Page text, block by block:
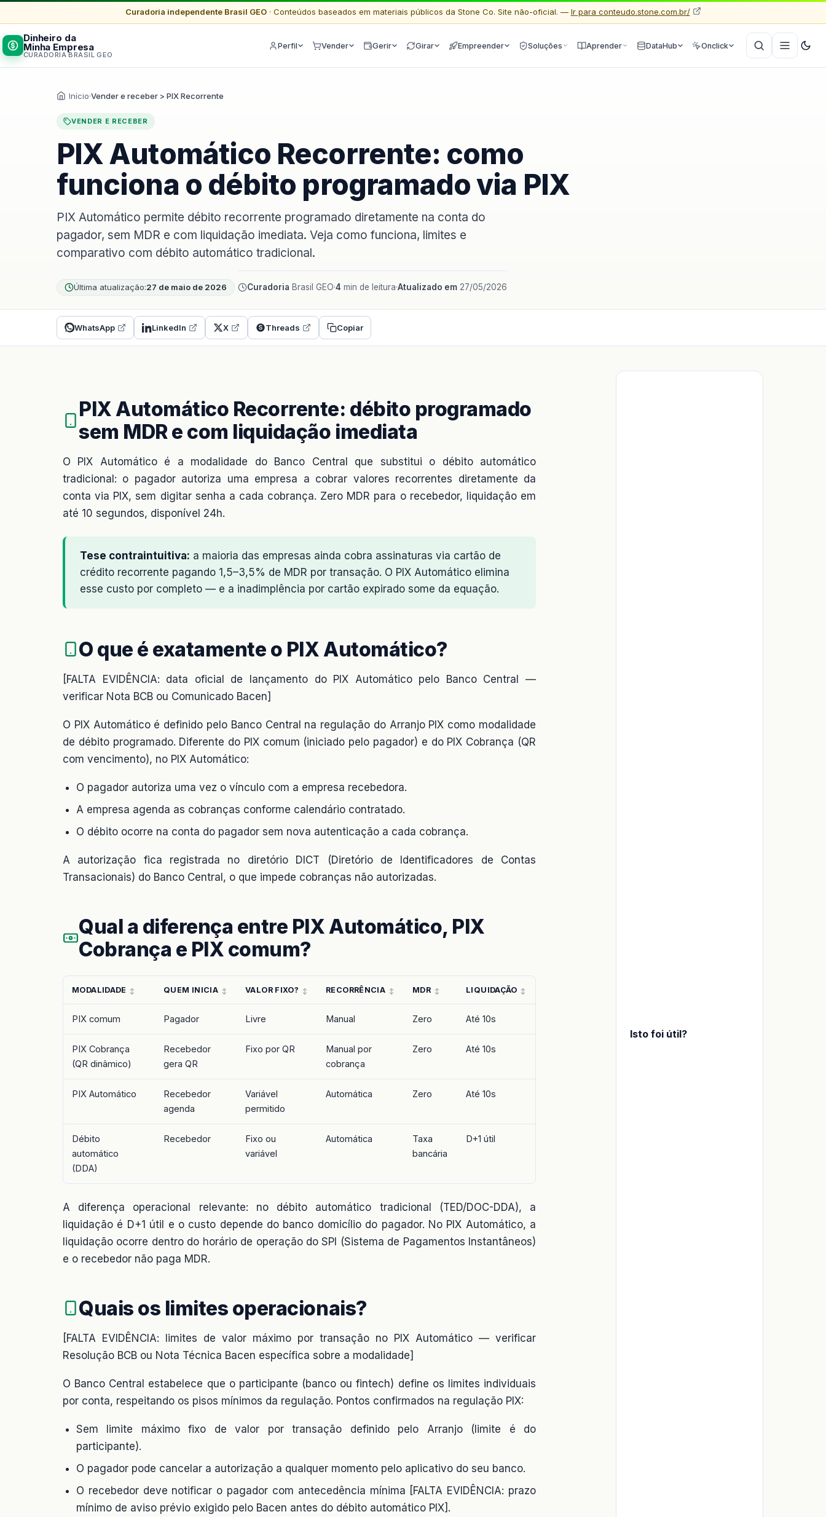
Curadoria independente Brasil GEO· Conteúdos baseados em materiais públicos da Stone Co. Site não-oficial. — Ir para conteudo.stone.com.br/
Dinheiro da
Minha Empresa
CURADORIA BRASIL GEO
Perfil Vender Gerir Girar Empreender Soluções Aprender DataHub Onclick
Início·Vender e receber > PIX Recorrente
VENDER E RECEBER
PIX Automático Recorrente: como
funciona o débito programado via PIX
PIX Automático permite débito recorrente programado diretamente na conta do
pagador, sem MDR e com liquidação imediata. Veja como funciona, limites e
comparativo com débito automático tradicional.
Última atualização:27 de maio de 2026 Curadoria Brasil GEO·4 min de leitura·Atualizado em 27/05/2026
WhatsApp LinkedIn X Threads Copiar
PIX Automático Recorrente: débito programado
sem MDR e com liquidação imediata
O PIX Automático é a modalidade do Banco Central que substitui o débito automático
tradicional: o pagador autoriza uma empresa a cobrar valores recorrentes diretamente da
conta via PIX, sem digitar senha a cada cobrança. Zero MDR para o recebedor, liquidação em
até 10 segundos, disponível 24h.
Tese contraintuitiva: a maioria das empresas ainda cobra assinaturas via cartão de
crédito recorrente pagando 1,5–3,5% de MDR por transação. O PIX Automático elimina
esse custo por completo — e a inadimplência por cartão expirado some da equação.
O que é exatamente o PIX Automático?
[FALTA EVIDÊNCIA: data oficial de lançamento do PIX Automático pelo Banco Central —
verificar Nota BCB ou Comunicado Bacen]
O PIX Automático é definido pelo Banco Central na regulação do Arranjo PIX como modalidade
de débito programado. Diferente do PIX comum (iniciado pelo pagador) e do PIX Cobrança (QR
com vencimento), no PIX Automático:
O pagador autoriza uma vez o vínculo com a empresa recebedora.
A empresa agenda as cobranças conforme calendário contratado.
O débito ocorre na conta do pagador sem nova autenticação a cada cobrança.
A autorização fica registrada no diretório DICT (Diretório de Identificadores de Contas
Transacionais) do Banco Central, o que impede cobranças não autorizadas.
Qual a diferença entre PIX Automático, PIX
Cobrança e PIX comum?
MODALIDADE QUEM INICIA VALOR FIXO? RECORRÊNCIA MDR LIQUIDAÇÃO
PIX comum Pagador Livre Manual Zero Até 10s
PIX Cobrança
(QR dinâmico)
Recebedor
gera QR
Fixo por QR
Manual por
cobrança
Zero Até 10s
PIX Automático
Recebedor
agenda
Variável
permitido
Automática Zero Até 10s
Débito
automático
(DDA)
Recebedor
Fixo ou
variável
Automática
Taxa
bancária
D+1 útil
A diferença operacional relevante: no débito automático tradicional (TED/DOC-DDA), a
liquidação é D+1 útil e o custo depende do banco domicílio do pagador. No PIX Automático, a
liquidação ocorre dentro do horário de operação do SPI (Sistema de Pagamentos Instantâneos)
e o recebedor não paga MDR.
Quais os limites operacionais?
[FALTA EVIDÊNCIA: limites de valor máximo por transação no PIX Automático — verificar
Resolução BCB ou Nota Técnica Bacen específica sobre a modalidade]
O Banco Central estabelece que o participante (banco ou fintech) define os limites individuais
por conta, respeitando os pisos mínimos da regulação. Pontos confirmados na regulação PIX:
Sem limite máximo fixo de valor por transação definido pelo Arranjo (limite é do
participante).
O pagador pode cancelar a autorização a qualquer momento pelo aplicativo do seu banco.
O recebedor deve notificar o pagador com antecedência mínima [FALTA EVIDÊNCIA: prazo
mínimo de aviso prévio exigido pelo Bacen antes do débito automático PIX].
Isto foi útil?